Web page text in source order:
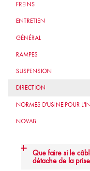
FREINS
ENTRETIEN
GÉNÉRAL
RAMPES
SUSPENSION
DIRECTION
NORMES D'USINE POUR
NOVAB
Que faire si le
détache de la